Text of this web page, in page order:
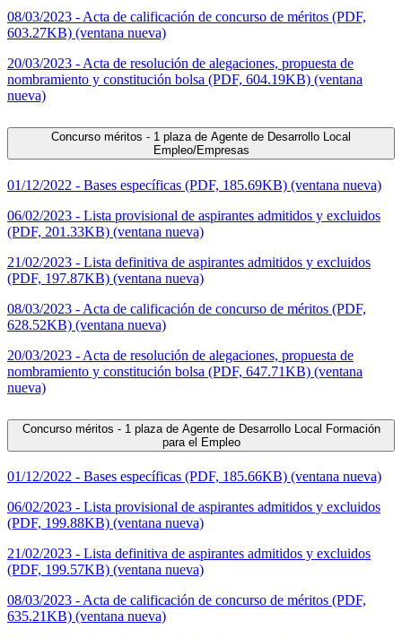
08/03/2023 - Acta de calificación de concurso de méritos (PDF,
603.27KB) (ventana nueva)
20/03/2023 - Acta de resolución de alegaciones, propuesta de
nombramiento y constitución bolsa (PDF, 604.19KB) (ventana
nueva)
Concurso méritos - 1 plaza de Agente de Desarrollo Local
Empleo/Empresas
01/12/2022 - Bases específicas (PDF, 185.69KB) (ventana nueva)
06/02/2023 - Lista provisional de aspirantes admitidos y excluidos
(PDF, 201.33KB) (ventana nueva)
21/02/2023 - Lista definitiva de aspirantes admitidos y excluidos
(PDF, 197.87KB) (ventana nueva)
08/03/2023 - Acta de calificación de concurso de méritos (PDF,
628.52KB) (ventana nueva)
20/03/2023 - Acta de resolución de alegaciones, propuesta de
nombramiento y constitución bolsa (PDF, 647.71KB) (ventana
nueva)
Concurso méritos - 1 plaza de Agente de Desarrollo Local Formación
para el Empleo
01/12/2022 - Bases específicas (PDF, 185.66KB) (ventana nueva)
06/02/2023 - Lista provisional de aspirantes admitidos y excluidos
(PDF, 199.88KB) (ventana nueva)
21/02/2023 - Lista definitiva de aspirantes admitidos y excluidos
(PDF, 199.57KB) (ventana nueva)
08/03/2023 - Acta de calificación de concurso de méritos (PDF,
635.21KB) (ventana nueva)